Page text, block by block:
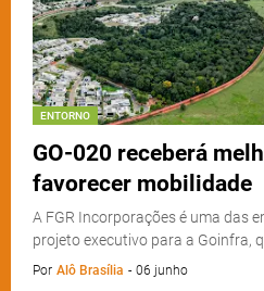
ENTORNO
GO-020 receberá
favorecer mobilidade
A FGR Incorporações é uma das
projeto executivo para a Goinfra,
Por Alô Brasília - 06 junho